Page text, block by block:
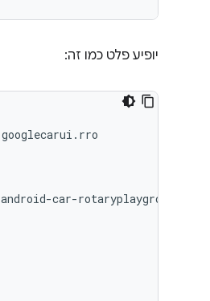
יופיע פלט כמו זה:
car-rotaryplayground/